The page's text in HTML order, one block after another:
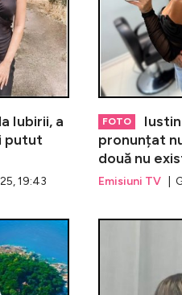
Iubirii, a
putut
19:43
FOTO
pronunțat
două nu
Emisiuni TV |
Oana Monea, pusă